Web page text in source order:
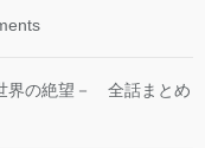
界の絶望－ 全話まとめ